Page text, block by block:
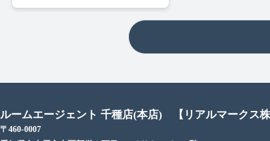
ルームエージェント 千種店(本店) 【リアルマークス
〒460-0007